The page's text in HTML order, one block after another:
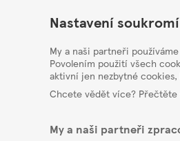
HelpPage
Nastavení
My a naši partneři
Povolením použití všech
aktivní jen nezbytné
Chcete vědět více?
My a naši partneři